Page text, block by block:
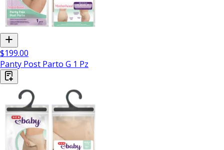
$199.00
Panty Post Parto G 1 Pz